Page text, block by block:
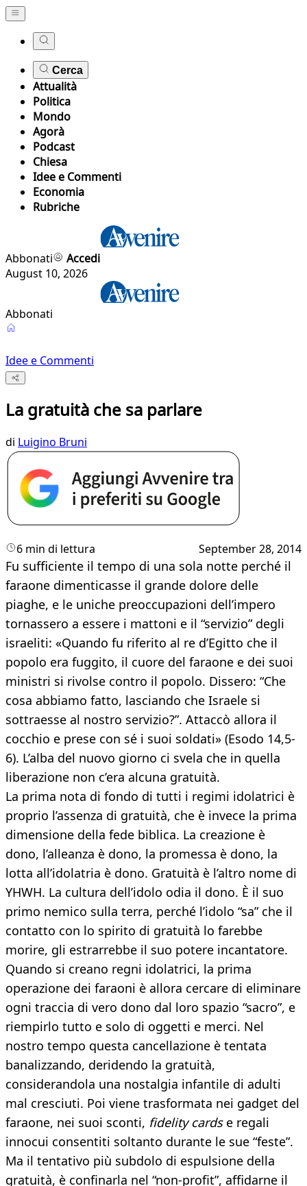
Cerca
Attualità
Politica
Mondo
Agorà
Podcast
Chiesa
Idee e Commenti
Economia
Rubriche
Abbonati
Accedi
August 10, 2026
Abbonati
Idee e Commenti
La gratuità che sa parlare
di Luigino Bruni
6 min di lettura September 28, 2014
​Fu sufficiente il tempo di una sola notte perché il
faraone dimenticasse il grande dolore delle
piaghe, e le uniche preoccupazioni dell’impero
tornassero a essere i mattoni e il “servizio” degli
israeliti: «Quando fu riferito al re d’Egitto che il
popolo era fuggito, il cuore del faraone e dei suoi
ministri si rivolse contro il popolo. Dissero: “Che
cosa abbiamo fatto, lasciando che Israele si
sottraesse al nostro servizio?”. Attaccò allora il
cocchio e prese con sé i suoi soldati» (Esodo 14,5-
6). L’alba del nuovo giorno ci svela che in quella
liberazione non c’era alcuna gratuità.
La prima nota di fondo di tutti i regimi idolatrici è
proprio l’assenza di gratuità, che è invece la prima
dimensione della fede biblica. La creazione è
dono, l’alleanza è dono, la promessa è dono, la
lotta all’idolatria è dono. Gratuità è l’altro nome di
YHWH. La cultura dell’idolo odia il dono. È il suo
primo nemico sulla terra, perché l’idolo “sa” che il
contatto con lo spirito di gratuità lo farebbe
morire, gli estrarrebbe il suo potere incantatore.
Quando si creano regni idolatrici, la prima
operazione dei faraoni è allora cercare di eliminare
ogni traccia di vero dono dal loro spazio “sacro”, e
riempirlo tutto e solo di oggetti e merci. Nel
nostro tempo questa cancellazione è tentata
banalizzando, deridendo la gratuità,
considerandola una nostalgia infantile di adulti
mal cresciuti. Poi viene trasformata nei gadget del
faraone, nei suoi sconti, fidelity cardse regali
innocui consentiti soltanto durante le sue “feste”.
Ma il tentativo più subdolo di espulsione della
gratuità, è confinarla nel “non-profit”, affidarne il